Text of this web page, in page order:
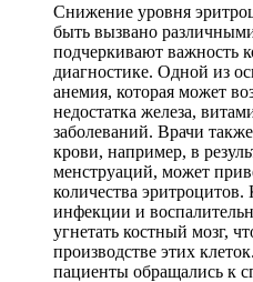
Снижение уровня
быть вызвано
подчеркивают важность
диагностике. Одной из
анемия, которая может
недостатка железа,
заболеваний. Врачи
крови, например, в
менструаций, может
количества
инфекции и
угнетать костный мозг,
производстве этих
пациенты обращались к